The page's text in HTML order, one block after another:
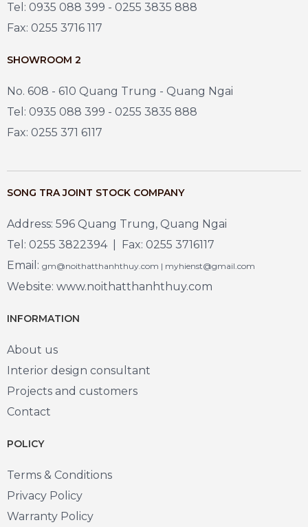
Tel: 0935 088 399 - 0255 3835 888
Fax: 0255 3716 117
SHOWROOM 2
No. 608 - 610 Quang Trung - Quang Ngai
Tel: 0935 088 399 - 0255 3835 888
Fax: 0255 371 6117
SONG TRA JOINT STOCK COMPANY
Address: 596 Quang Trung, Quang Ngai
Tel: 0255 3822394 | Fax: 0255 3716117
Email: gm@noithatthanhthuy.com | myhienst@gmail.com
Website: www.noithatthanhthuy.com
INFORMATION
About us
Interior design consultant
Projects and customers
Contact
POLICY
Terms & Conditions
Privacy Policy
Warranty Policy